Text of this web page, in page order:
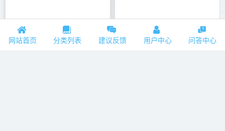
简单正能量短句 短短一句说透人生（精选60句）
网站首页 分类列表 建议反馈 用户中心 问答中心